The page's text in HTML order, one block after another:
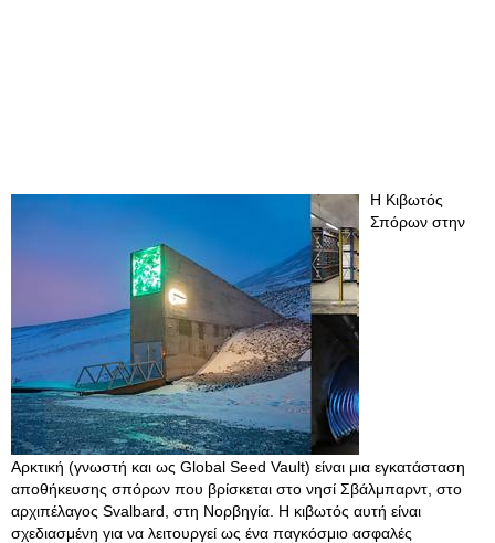
Η Κιβωτός
Σπόρων στην
Αρκτική (γνωστή και ως Global Seed Vault) είναι μια εγκατάσταση
αποθήκευσης σπόρων που βρίσκεται στο νησί Σβάλμπαρντ, στο
αρχιπέλαγος Svalbard, στη Νορβηγία. Η κιβωτός αυτή είναι
σχεδιασμένη για να λειτουργεί ως ένα παγκόσμιο ασφαλές